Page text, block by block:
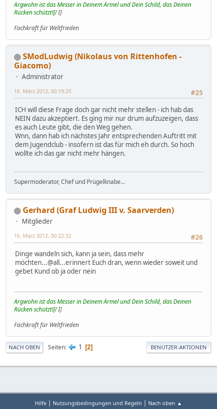
Argwohn ist das Messer in Deinem Ärmel und Dein Schild, das Deinen
Rücken schützt![/I]
Fachkraft für Weltfrieden
SModLudwig (Nikolaus von Rittenhofen -
Giacomo)
Administrator
#25
16. März 2012, 00:19:25
ICH will diese Frage doch gar nicht mehr stellen - ich hab das
NEIN dazu akzeptiert. Es ging mir nur drum aufzuzeigen, dass
es auch Leute gibt, die den Weg gehen.
Wnn, dann hab ich nächstes Jahr entsprechenden Auftritt mit
dem Jugendclub - insofern ist das für mich eh durch. So hoch
wollte ich das gar nicht mehr hängen.
Supermoderator, Chef und Prügelknabe...
Gerhard (Graf Ludwig III v. Saarverden)
Mitglieder
#26
16. März 2012, 00:22:32
Dinge wandeln sich, kann ja sein, dass mehr
möchten...@all...erinnert Euch dran, wenn wieder soweit und
gebet Kund ob ja oder nein
Argwohn ist das Messer in Deinem Ärmel und Dein Schild, das Deinen
Rücken schützt![/I]
Fachkraft für Weltfrieden
NACH OBEN Seiten 1 2 BENUTZER-AKTIONEN
Hilfe Nutzungsbedingungen und Regeln Nach oben ▲